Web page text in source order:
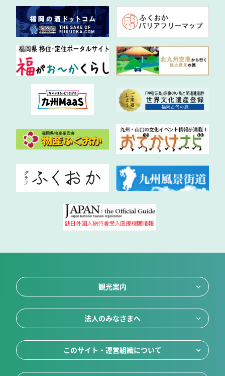
観光案内
法人のみなさまへ
このサイト・運営組織について